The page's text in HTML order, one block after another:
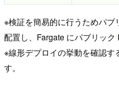
※検証を簡易的に行うためパ
配置し、Fargate にパブリック
※線形デプロイの挙動を確認
す。